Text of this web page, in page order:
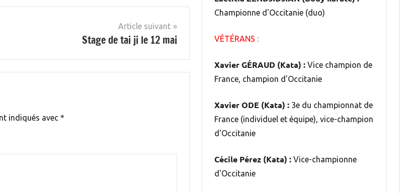
Article suivant
Stage de tai ji le 12 mai
indiqués avec *
Championne d'Occitanie (duo)
VÉTÉRANS :
Xavier GÉRAUD (Kata) : Vice champion de
France, champion d'Occitanie
Xavier ODE (Kata) : 3e du championnat de
France (individuel et équipe), vice-champion
d'Occitanie
Cécile Pérez (Kata) : Vice-championne
d'Occitanie